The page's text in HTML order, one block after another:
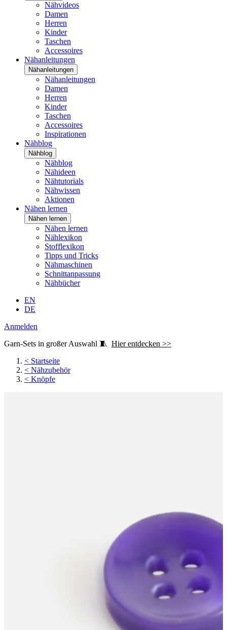
Nähvideos
Damen
Herren
Kinder
Taschen
Accessoires
Nähanleitungen
Nähanleitungen
Nähanleitungen
Damen
Herren
Kinder
Taschen
Accessoires
Inspirationen
Nähblog
Nähblog
Nähblog
Nähideen
Nähtutorials
Nähwissen
Aktionen
Nähen lernen
Nähen lernen
Nähen lernen
Nählexikon
Stofflexikon
Tipps und Tricks
Nähmaschinen
Schnittanpassung
Nähbücher
EN
DE
Anmelden
Garn-Sets in großer Auswahl 🧵 Hier entdecken >>
< Startseite
< Nähzubehör
< Knöpfe